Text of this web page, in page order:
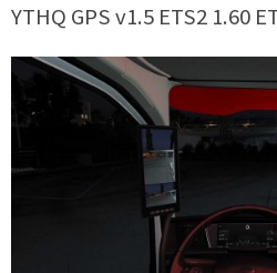
YTHQ GPS v1.5 ETS2 1.60